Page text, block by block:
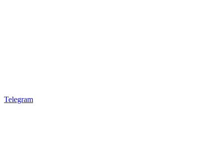
Telegram